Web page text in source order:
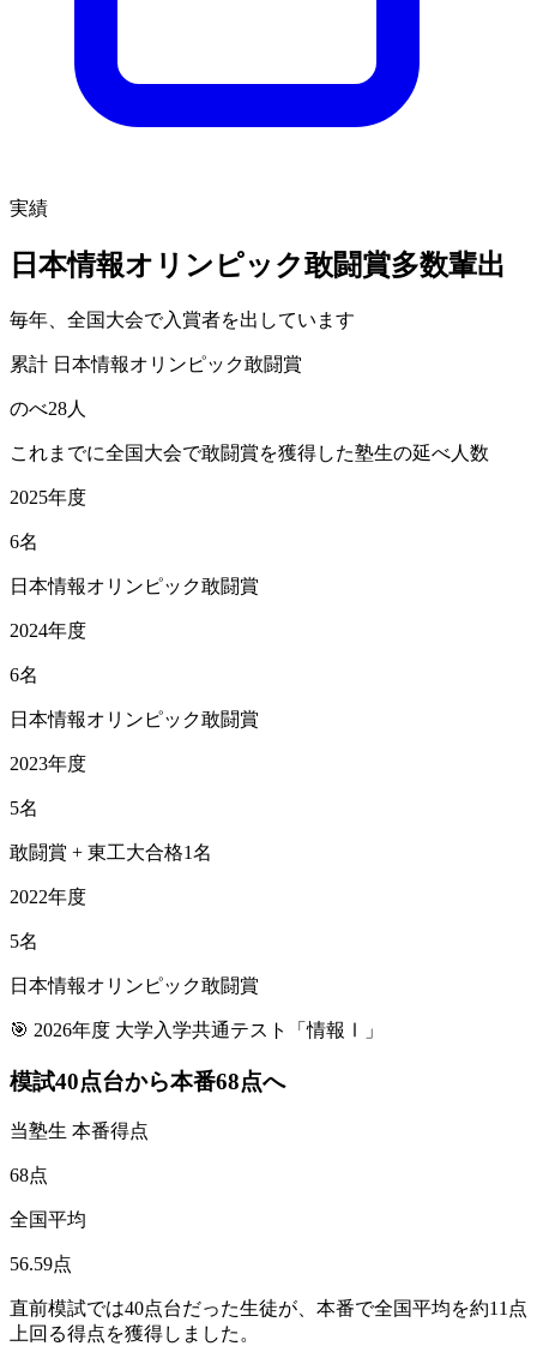
実績
日本情報オリンピック敢闘賞多数輩出
毎年、全国大会で入賞者を出しています
累計 日本情報オリンピック敢闘賞
のべ28人
これまでに全国大会で敢闘賞を獲得した塾生の延べ人数
2025年度
6名
日本情報オリンピック敢闘賞
2024年度
6名
日本情報オリンピック敢闘賞
2023年度
5名
敢闘賞 + 東工大合格1名
2022年度
5名
日本情報オリンピック敢闘賞
🎯 2026年度 大学入学共通テスト「情報Ⅰ」
模試40点台から本番68点へ
当塾生 本番得点
68点
全国平均
56.59点
直前模試では40点台だった生徒が、本番で全国平均を約11点
上回る得点を獲得しました。